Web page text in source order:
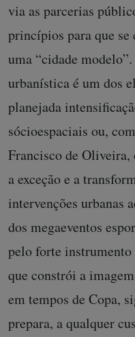
via as parcerias
princípios para que se
uma “cidade
urbanística é um dos
planejada
sócioespaciais ou,
Francisco de Oliveira,
a exceção e a
intervenções urbanas
dos megaeventos
pelo forte
que constrói a
em tempos de Copa,
prepara, a qualquer